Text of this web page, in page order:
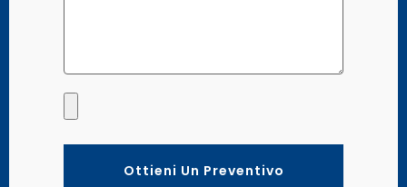
Ottieni Un Preventivo